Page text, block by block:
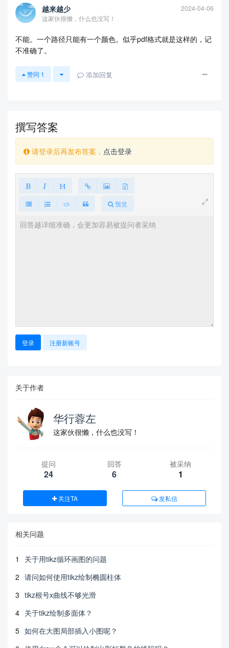
越来越少
2024-04-06
这家伙很懒，什么也没写！
不能。一个路径只能有一个颜色。似乎pdf格式就是这样的，记
不准确了。
赞同 1 添加回复
撰写答案
请登录后再发布答案， 点击登录
预览
登录 注册新账号
关于作者
华行蓉左
这家伙很懒，什么也没写！
提问
24
回答
6
被采纳
1
关注TA 发私信
相关问题
1
关于用tikz循环画图的问题
2 请问如何使用tikz绘制椭圆柱体
3 tikz根号x曲线不够光滑
4 关于tikz绘制多面体？
5 如何在大图局部插入小图呢？